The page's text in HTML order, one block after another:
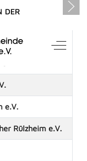
Off-
DER
e.V.
Rülzheim e.V.